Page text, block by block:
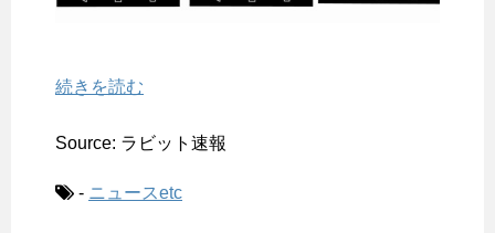
続きを読む
Source: ラビット速報
- ニュースetc